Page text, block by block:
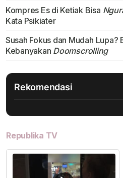
Kompres Es di Ketiak Bisa
Kata Psikiater
Susah Fokus dan Mudah
Kebanyakan Doomscrolling
Rekomendasi
Republika TV